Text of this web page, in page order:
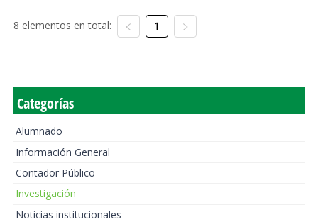
8 elementos en total: 1
Categorías
Alumnado
Información General
Contador Público
Investigación
Noticias institucionales